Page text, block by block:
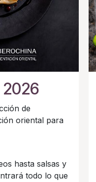
de
oriental para
hasta salsas y
todo lo que